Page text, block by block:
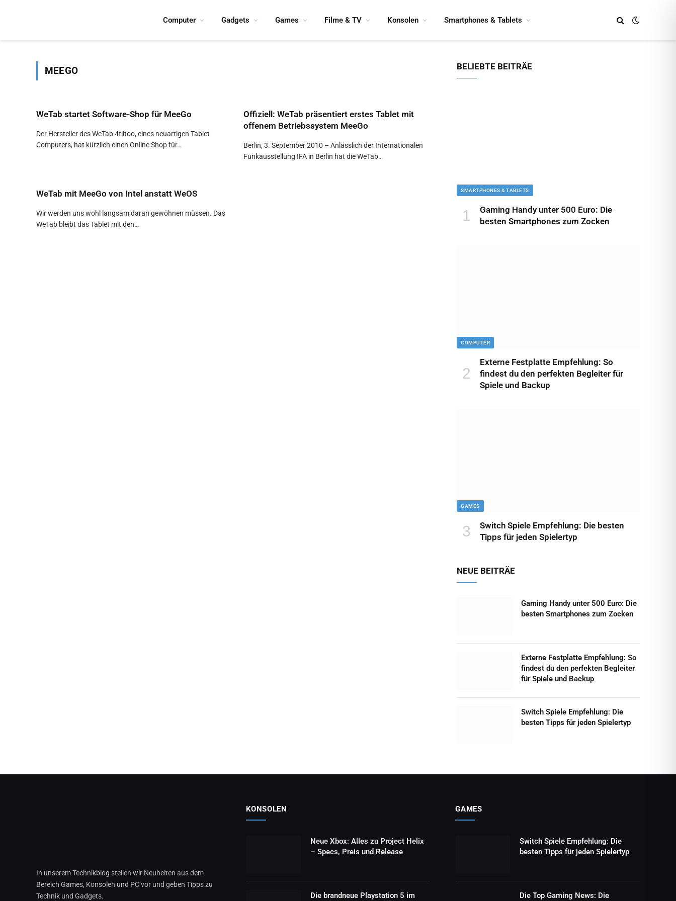
Computer Gadgets Games Filme & TV Konsolen Smartphones & Tablets
MEEGO
WeTab startet Software-Shop für MeeGo
Der Hersteller des WeTab 4tiitoo, eines neuartigen Tablet
Computers, hat kürzlich einen Online Shop für…
Offiziell: WeTab präsentiert erstes Tablet mit
offenem Betriebssystem MeeGo
Berlin, 3. September 2010 – Anlässlich der Internationalen
Funkausstellung IFA in Berlin hat die WeTab…
WeTab mit MeeGo von Intel anstatt WeOS
Wir werden uns wohl langsam daran gewöhnen müssen. Das
WeTab bleibt das Tablet mit den…
BELIEBTE BEITRÄE
SMARTPHONES & TABLETS
Gaming Handy unter 500 Euro: Die
besten Smartphones zum Zocken
COMPUTER
Externe Festplatte Empfehlung: So
findest du den perfekten Begleiter für
Spiele und Backup
GAMES
Switch Spiele Empfehlung: Die besten
Tipps für jeden Spielertyp
NEUE BEITRÄE
Gaming Handy unter 500 Euro: Die
besten Smartphones zum Zocken
Externe Festplatte Empfehlung: So
findest du den perfekten Begleiter
für Spiele und Backup
Switch Spiele Empfehlung: Die
besten Tipps für jeden Spielertyp
In unserem Technikblog stellen wir Neuheiten aus dem
Bereich Games, Konsolen und PC vor und geben Tipps zu
Technik und Gadgets.
KONSOLEN
Neue Xbox: Alles zu Project Helix
– Specs, Preis und Release
Die brandneue Playstation 5 im
GAMES
Switch Spiele Empfehlung: Die
besten Tipps für jeden Spielertyp
Die Top Gaming News: Die